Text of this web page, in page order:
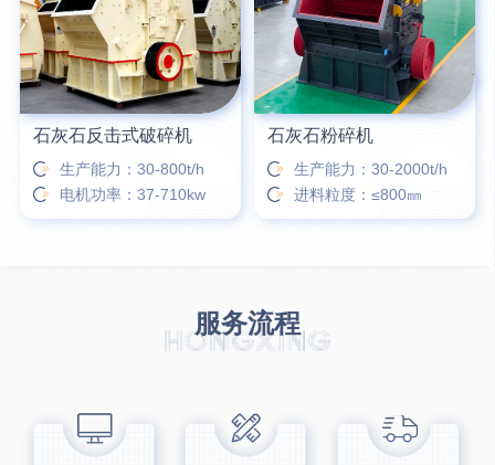
31分钟前 马女士留言：我想咨询一条生产线，你们能做吗？
石灰石反击式破碎机
生产能力：30-800t/h
电机功率：37-710kw
石灰石粉碎机
生产能力：30-2000t/h
进料粒度：≤800㎜
服务流程